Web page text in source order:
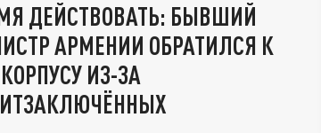
ДЕЙСТВОВАТЬ: БЫВШИЙ
АРМЕНИИ ОБРАТИЛСЯ К
ИЗ-ЗА